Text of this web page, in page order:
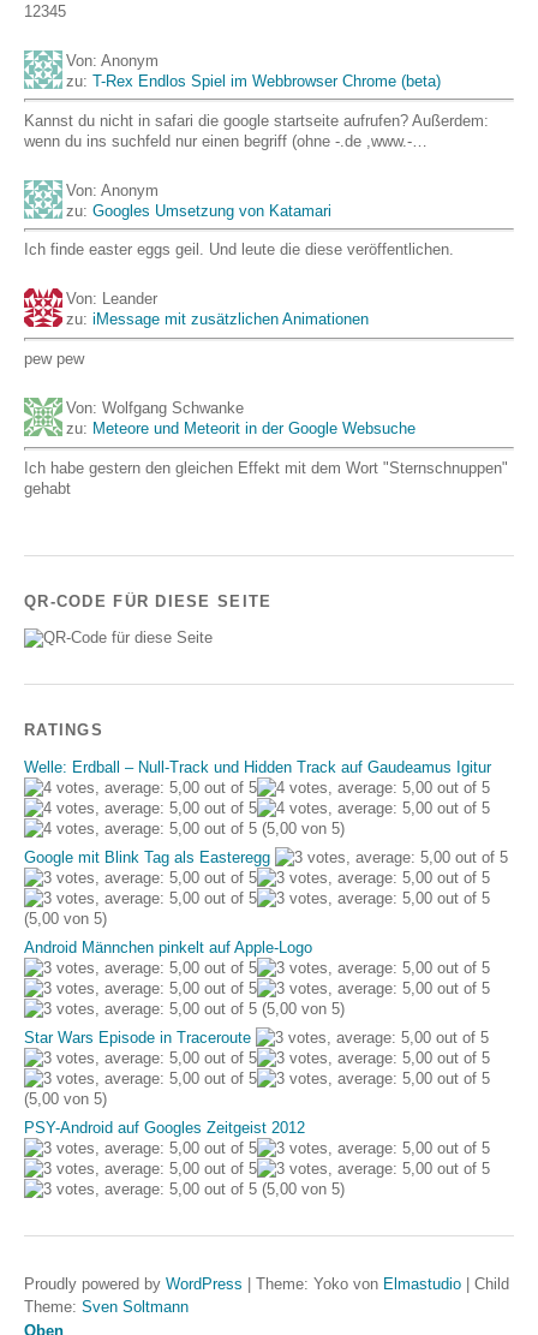
12345
Von: Anonym
zu: T-Rex Endlos Spiel im Webbrowser Chrome (beta)
Kannst du nicht in safari die google startseite aufrufen? Außerdem:
wenn du ins suchfeld nur einen begriff (ohne -.de ,www.-…
Von: Anonym
zu: Googles Umsetzung von Katamari
Ich finde easter eggs geil. Und leute die diese veröffentlichen.
Von: Leander
zu: iMessage mit zusätzlichen Animationen
pew pew
Von: Wolfgang Schwanke
zu: Meteore und Meteorit in der Google Websuche
Ich habe gestern den gleichen Effekt mit dem Wort "Sternschnuppen"
gehabt
QR-CODE FÜR DIESE SEITE
RATINGS
Welle: Erdball – Null-Track und Hidden Track auf Gaudeamus Igitur
(5,00 von 5)
Google mit Blink Tag als Easteregg
(5,00 von 5)
Android Männchen pinkelt auf Apple-Logo
(5,00 von 5)
Star Wars Episode in Traceroute
(5,00 von 5)
PSY-Android auf Googles Zeitgeist 2012
(5,00 von 5)
Proudly powered by WordPress Theme: Yoko von Elmastudio
Child
Theme: Sven Soltmann
Oben